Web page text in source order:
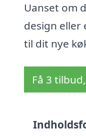
Uanset om
design
til dit nye
Få 3